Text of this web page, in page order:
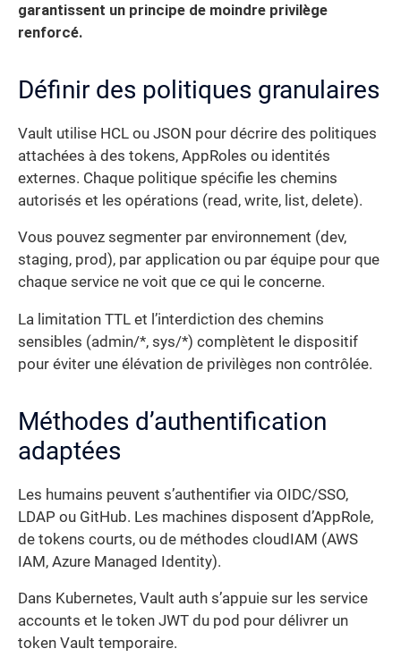
garantissent un principe de moindre privilège
renforcé.
Définir des politiques granulaires
Vault utilise HCL ou JSON pour décrire des politiques
attachées à des tokens, AppRoles ou identités
externes. Chaque politique spécifie les chemins
autorisés et les opérations (read, write, list, delete).
Vous pouvez segmenter par environnement (dev,
staging, prod), par application ou par équipe pour que
chaque service ne voit que ce qui le concerne.
La limitation TTL et l’interdiction des chemins
sensibles (admin/*, sys/*) complètent le dispositif
pour éviter une élévation de privilèges non contrôlée.
Méthodes d’authentification
adaptées
Les humains peuvent s’authentifier via OIDC/SSO,
LDAP ou GitHub. Les machines disposent d’AppRole,
de tokens courts, ou de méthodes cloudIAM (AWS
IAM, Azure Managed Identity).
Dans Kubernetes, Vault auth s’appuie sur les service
accounts et le token JWT du pod pour délivrer un
token Vault temporaire.